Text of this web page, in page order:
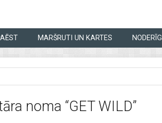
MARŠRUTI UN KARTES NODERĪGI
noma “GET WILD”